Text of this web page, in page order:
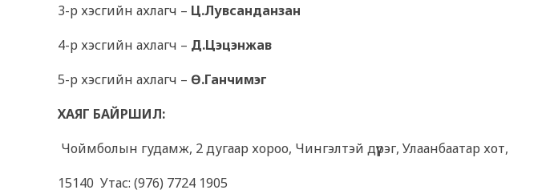
3-р хэсгийн ахлагч – Ц.Лувсанданзан
4-р хэсгийн ахлагч – Д.Цэцэнжав
5-р хэсгийн ахлагч – Ө.Ганчимэг
ХАЯГ БАЙРШИЛ:
Чоймболын гудамж, 2 дугаар хороо, Чингэлтэй дүүрэг, Улаанбаатар хот,
15140 Утас: (976) 7724 1905